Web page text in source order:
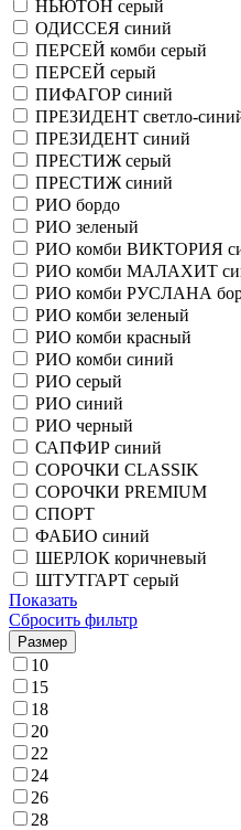
НЬЮТОН серый
ОДИССЕЯ синий
ПЕРСЕЙ комби серый
ПЕРСЕЙ серый
ПИФАГОР синий
ПРЕЗИДЕНТ светло-
ПРЕЗИДЕНТ синий
ПРЕСТИЖ серый
ПРЕСТИЖ синий
РИО бордо
РИО зеленый
РИО комби ВИКТОРИЯ
РИО комби МАЛАХИТ
РИО комби РУСЛАНА
РИО комби зеленый
РИО комби красный
РИО комби синий
РИО серый
РИО синий
РИО черный
САПФИР синий
СОРОЧКИ CLASSIK
СОРОЧКИ PREMIUM
СПОРТ
ФАБИО синий
ШЕРЛОК коричневый
ШТУТГАРТ серый
Показать
Сбросить фильтр
Размер
10
15
18
20
22
24
26
28